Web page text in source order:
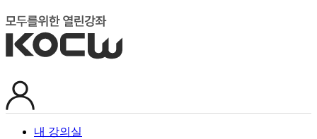
내 강의실